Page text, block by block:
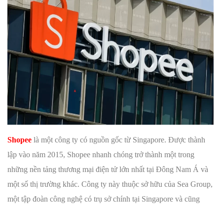
Shopee là một công ty có nguồn gốc từ Singapore. Được thành
lập vào năm 2015, Shopee nhanh chóng trở thành một trong
những nền tảng thương mại điện tử lớn nhất tại Đông Nam Á và
một số thị trường khác. Công ty này thuộc sở hữu của Sea Group,
một tập đoàn công nghệ có trụ sở chính tại Singapore và cũng